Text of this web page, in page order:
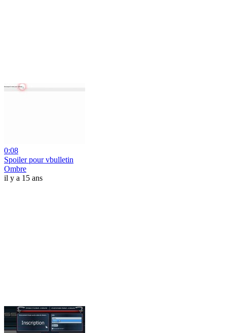
0:08
Spoiler pour vbulletin
Ombre
il y a 15 ans